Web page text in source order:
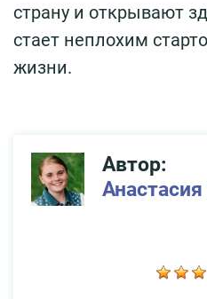
страну и открывают
стает неплохим
жизни.
Автор: